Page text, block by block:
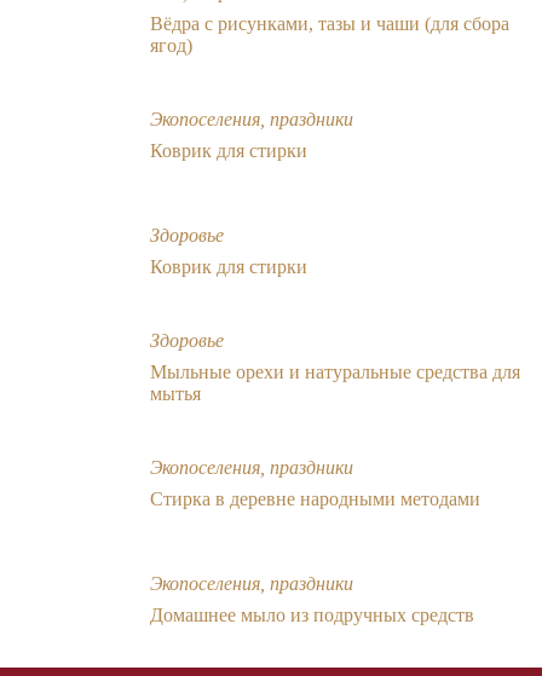
Вёдра с рисунками, тазы и чаши (для сбора
ягод)
Экопоселения, праздники
Коврик для стирки
Здоровье
Коврик для стирки
Здоровье
Мыльные орехи и натуральные средства для
мытья
Экопоселения, праздники
Стирка в деревне народными методами
Экопоселения, праздники
Домашнее мыло из подручных средств